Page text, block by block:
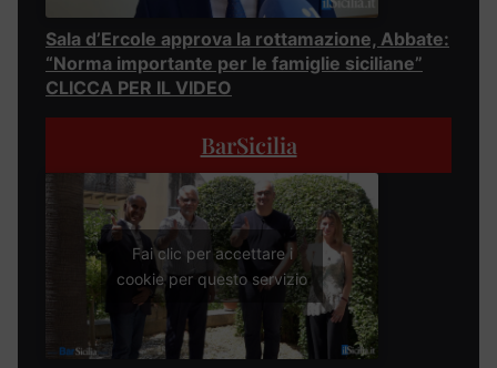
Sala d’Ercole approva la rottamazione, Abbate:
“Norma importante per le famiglie siciliane”
CLICCA PER IL VIDEO
BarSicilia
Fai clic per accettare i
cookie per questo servizio